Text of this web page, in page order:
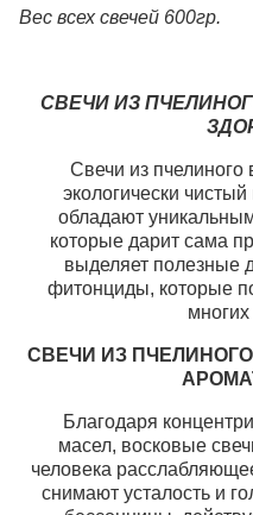
Вес всех свечей 600гр.
СВЕЧИ ИЗ
Свечи из пчелиного
экологически
обладают
которые дарит сама
выделяет полезные
фитонциды, которые
СВЕЧИ ИЗ
Благодаря
масел, восковые
человека
снимают усталость и